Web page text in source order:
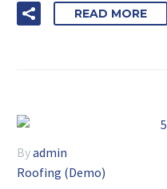
READ MORE
Byadmin
Roofing (Demo)